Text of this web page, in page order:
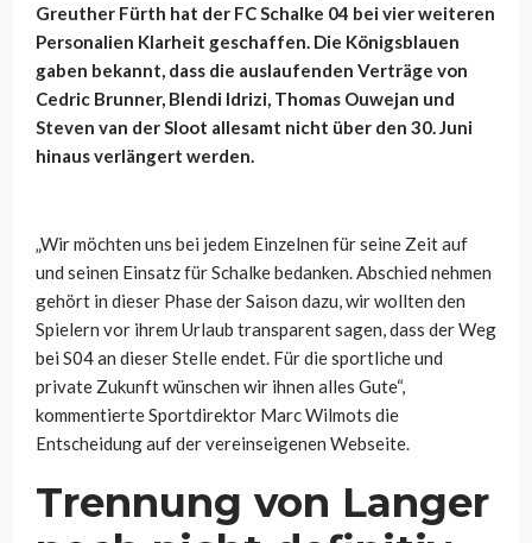
Greuther Fürth hat der FC Schalke 04 bei vier weiteren
Personalien Klarheit geschaffen. Die Königsblauen
gaben bekannt, dass die auslaufenden Verträge von
Cedric Brunner, Blendi Idrizi, Thomas Ouwejan und
Steven van der Sloot allesamt nicht über den 30. Juni
hinaus verlängert werden.
„Wir möchten uns bei jedem Einzelnen für seine Zeit auf
und seinen Einsatz für Schalke bedanken. Abschied nehmen
gehört in dieser Phase der Saison dazu, wir wollten den
Spielern vor ihrem Urlaub transparent sagen, dass der Weg
bei S04 an dieser Stelle endet. Für die sportliche und
private Zukunft wünschen wir ihnen alles Gute“,
kommentierte Sportdirektor Marc Wilmots die
Entscheidung auf der vereinseigenen Webseite.
Trennung von Langer